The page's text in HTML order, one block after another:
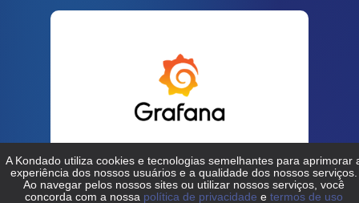
TikTok Organic > Grafana
Saiba mais →